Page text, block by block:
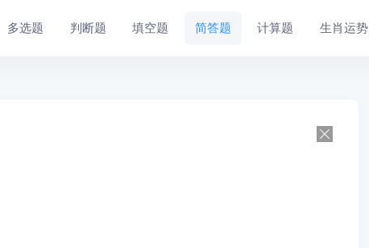
多选题 判断题 填空题 简答题 计算题 生肖运势